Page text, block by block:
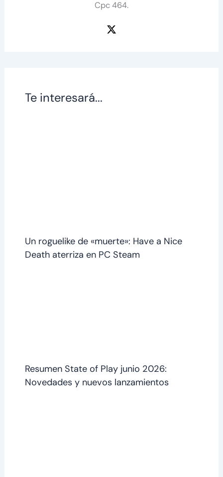
Cpc 464.
Te interesará...
Un roguelike de «muerte»: Have a Nice
Death aterriza en PC Steam
Resumen State of Play junio 2026:
Novedades y nuevos lanzamientos